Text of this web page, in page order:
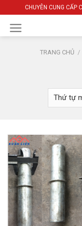
to
content
CHUYÊN CUNG CẤP
TRANG CHỦ /